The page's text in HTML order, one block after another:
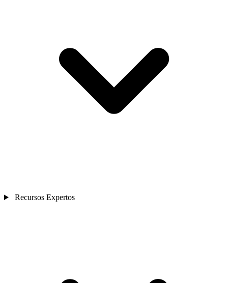
Recursos Expertos